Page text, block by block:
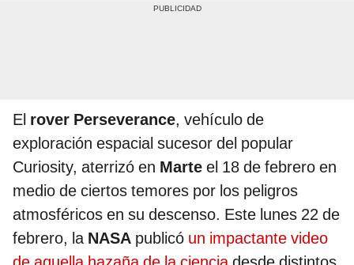
El rover Perseverance, vehículo de
exploración espacial sucesor del popular
Curiosity, aterrizó en Marte el 18 de febrero en
medio de ciertos temores por los peligros
atmosféricos en su descenso. Este lunes 22 de
febrero, la NASA publicó un impactante video